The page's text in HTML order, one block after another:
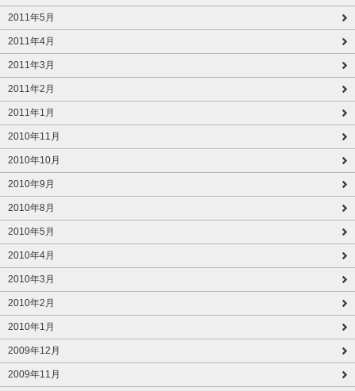
2011年5月
2011年4月
2011年3月
2011年2月
2011年1月
2010年11月
2010年10月
2010年9月
2010年8月
2010年5月
2010年4月
2010年3月
2010年2月
2010年1月
2009年12月
2009年11月